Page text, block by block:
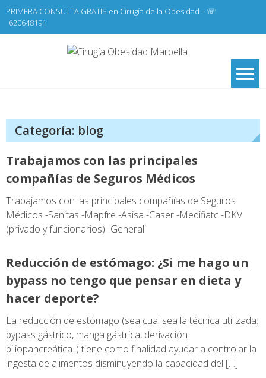
Skip
content
PRIMERA CONSULTA GRATIS en Cirugía de la Obesidad - ☏
620648191
Cirugía de la
Obesidad y Cirugía
General,
Laparoscopia
Categoría: blog
Trabajamos con las principales
compañías de Seguros Médicos
Trabajamos con las principales compañías de Seguros
Médicos -Sanitas -Mapfre -Asisa -Caser -Medifiatc -DKV
(privado y funcionarios) -Generali
Reducción de estómago: ¿Si me hago un
bypass no tengo que pensar en dieta y
hacer deporte?
La reducción de estómago (sea cual sea la técnica utilizada:
bypass gástrico, manga gástrica, derivación
biliopancreática..) tiene como finalidad ayudar a controlar la
ingesta de alimentos disminuyendo la capacidad del […]